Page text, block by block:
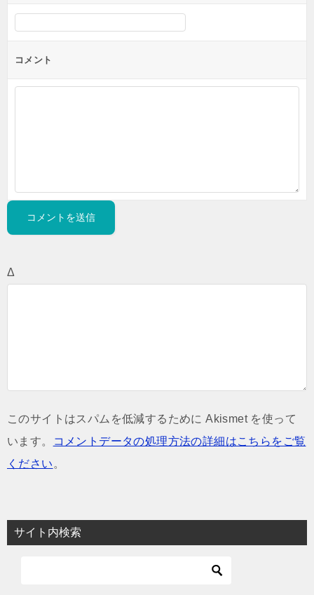
コメント
Δ
このサイトはスパムを低減するために Akismet を使って
います。
コメントデータの処理方法の詳細はこちらをご覧
ください 。
サイト内検索